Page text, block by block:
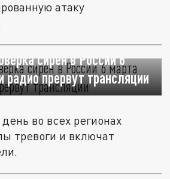
атаку
сирен в России 6
радио прервут трансляции
во всех регионах
тревоги и включат